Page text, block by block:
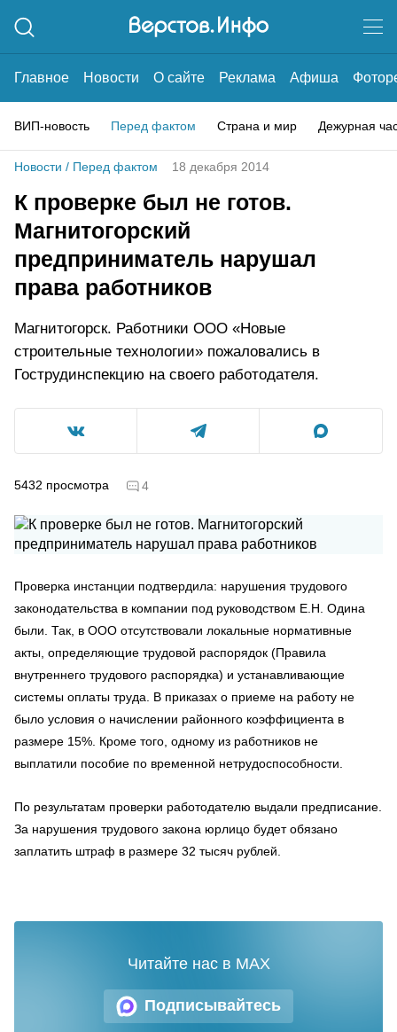
Главное Новости О сайте Реклама Афиша
ВИП-новость Перед фактом Страна и мир Дежурная
Новости / Перед фактом 18 декабря 2014
К проверке был не готов.
Магнитогорский
предприниматель нарушал
права работников
Магнитогорск. Работники ООО «Новые
строительные технологии» пожаловались в
Гострудинспекцию на своего работодателя.
5432 просмотра 4
Проверка инстанции подтвердила: нарушения трудового
законодательства в компании под руководством Е.Н. Одина
были. Так, в ООО отсутствовали локальные нормативные
акты, определяющие трудовой распорядок (Правила
внутреннего трудового распорядка) и устанавливающие
системы оплаты труда. В приказах о приеме на работу не
было условия о начислении районного коэффициента в
размере 15%. Кроме того, одному из работников не
выплатили пособие по временной нетрудоспособности.
По результатам проверки работодателю выдали предписание.
За нарушения трудового закона юрлицо будет обязано
заплатить штраф в размере 32 тысяч рублей.
Подписывайтесь
Читайте нас в MAX